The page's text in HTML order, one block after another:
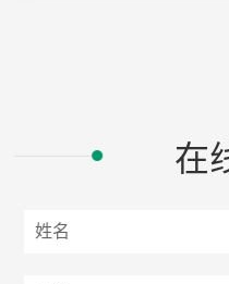
在